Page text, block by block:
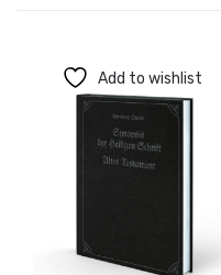
Add to wishlist